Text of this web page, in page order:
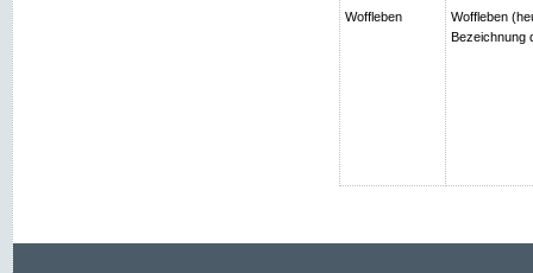
Woffleben
Woffleben
Bezeichnung